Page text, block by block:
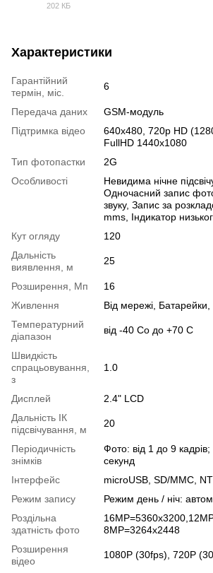
202 КБ
Характеристики
Гарантійний
термін, міс.
6
Передача даних
GSM-модуль
Підтримка відео
640х480, 720p HD
FullHD 1440x1080
Тип фотопастки
2G
Особливості
Невидима нічне
Одночасний запис
звуку, Запис за
mms, Індикатор
Кут огляду
120
Дальність
виявлення, м
25
Розширення, Мп
16
Живлення
Від мережі,
Температурний
діапазон
від -40 Со до +70 С
Швидкість
спрацьовування,
з
1.0
Дисплей
2.4" LCD
Дальність ІК
підсвічування, м
20
Періодичність
знімків
Фото: від 1 до 9
секунд
Інтерфейс
microUSB, SD/MMC,
Режим запису
Режим день / ніч:
Роздільна
здатність фото
8MP=3264x2448
Розширення
відео
1080P (30fps), 720P